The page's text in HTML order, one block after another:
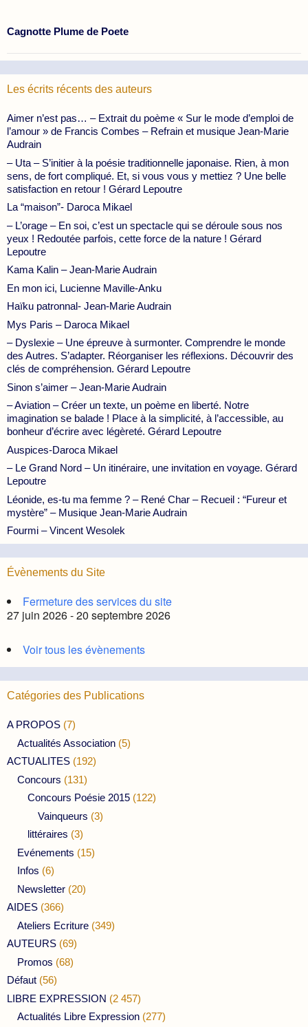
Cagnotte Plume de Poete
Les écrits récents des auteurs
Aimer n’est pas… – Extrait du poème « Sur le mode d’emploi de
l’amour » de Francis Combes – Refrain et musique Jean-Marie
Audrain
– Uta – S’initier à la poésie traditionnelle japonaise. Rien, à mon
sens, de fort compliqué. Et, si vous vous y mettiez ? Une belle
satisfaction en retour ! Gérard Lepoutre
La “maison”- Daroca Mikael
– L’orage – En soi, c’est un spectacle qui se déroule sous nos
yeux ! Redoutée parfois, cette force de la nature ! Gérard
Lepoutre
Kama Kalin – Jean-Marie Audrain
En mon ici, Lucienne Maville-Anku
Haïku patronnal- Jean-Marie Audrain
Mys Paris – Daroca Mikael
– Dyslexie – Une épreuve à surmonter. Comprendre le monde
des Autres. S’adapter. Réorganiser les réflexions. Découvrir des
clés de compréhension. Gérard Lepoutre
Sinon s’aimer – Jean-Marie Audrain
– Aviation – Créer un texte, un poème en liberté. Notre
imagination se balade ! Place à la simplicité, à l’accessible, au
bonheur d’écrire avec légèreté. Gérard Lepoutre
Auspices-Daroca Mikael
– Le Grand Nord – Un itinéraire, une invitation en voyage. Gérard
Lepoutre
Léonide, es-tu ma femme ? – René Char – Recueil : “Fureur et
mystère” – Musique Jean-Marie Audrain
Fourmi – Vincent Wesolek
Évènements du Site
Fermeture des services du site
27 juin 2026 - 20 septembre 2026
Voir tous les évènements
Catégories des Publications
A PROPOS (7)
Actualités Association (5)
ACTUALITES (192)
Concours (131)
Concours Poésie 2015 (122)
Vainqueurs (3)
littéraires (3)
Evénements (15)
Infos (6)
Newsletter (20)
AIDES (366)
Ateliers Ecriture (349)
AUTEURS (69)
Promos (68)
Défaut (56)
LIBRE EXPRESSION (2 457)
Actualités Libre Expression (277)